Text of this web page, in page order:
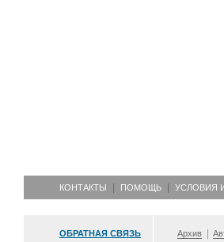
КОНТАКТЫ ПОМОЩЬ УСЛОВИЯ
ОБРАТНАЯ СВЯЗЬ Архив